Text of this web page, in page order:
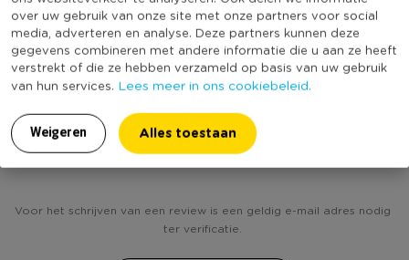
over uw gebruik van onze site met onze partners voor social
media, adverteren en analyse. Deze partners kunnen deze
gegevens combineren met andere informatie die u aan ze heeft
verstrekt of die ze hebben verzameld op basis van uw gebruik
van hun services. Lees meer in ons cookiebeleid.
Weigeren Alles toestaan
Duurzaamheidsscore
(Nog) geen score
bekend
Heb jij Fleecedeken met mouwen - groen ? Schrijf
een review!
Voor het schrijven van een review is een geldig e-mail adres nodig
ter verificatie.